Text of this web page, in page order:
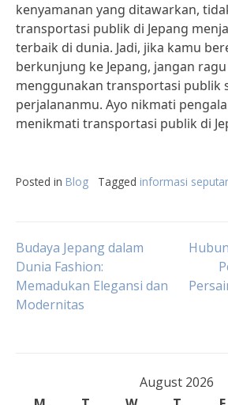
kenyamanan yang ditawarkan,
transportasi publik di Jepang
terbaik di dunia. Jadi, jika kamu
berkunjung ke Jepang, jangan
menggunakan transportasi publik
perjalananmu. Ayo nikmati
menikmati transportasi publik di
Posted in Blog Tagged informasi
Post
navigation
Budaya Jepang dalam
Dunia Fashion:
Memadukan Elegansi dan
Modernitas
August 2026